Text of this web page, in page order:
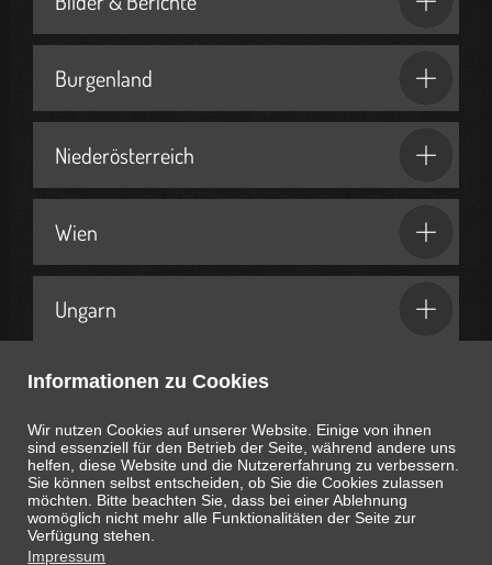
Informationen zu Cookies
Wir nutzen Cookies auf unserer Website. Einige von ihnen
sind essenziell für den Betrieb der Seite, während andere uns
helfen, diese Website und die Nutzererfahrung zu verbessern.
Sie können selbst entscheiden, ob Sie die Cookies zulassen
möchten. Bitte beachten Sie, dass bei einer Ablehnung
womöglich nicht mehr alle Funktionalitäten der Seite zur
Verfügung stehen.
Impressum
Burgenland
Niederösterreich
Wien
Ungarn
Geschenkideen & Partner
Heute istAugust 8, 2026 21:23:27Uhr